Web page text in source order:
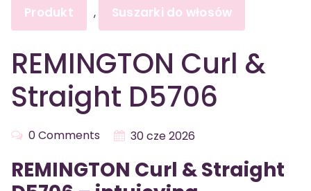
Produkt , Suszarki do włosów
REMINGTON Curl &
Straight D5706
0 Comments 30 cze 2026
REMINGTON Curl & Straight